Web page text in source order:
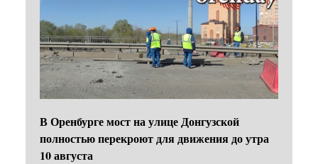
В Оренбурге мост на улице Донгузской
полностью перекроют для движения до утра
10 августа